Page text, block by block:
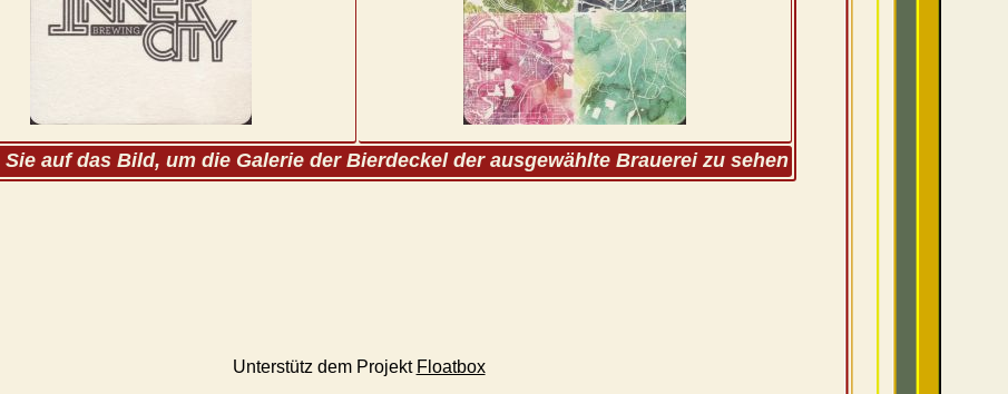
auf das Bild, um die Galerie der Bierdeckel der ausgewählte Brauerei zu sehen
Unterstütz dem Projekt Floatbox